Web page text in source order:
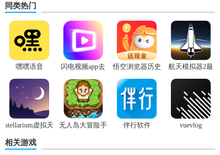
1. 海量漫画资源：收录国内外众多热门漫画，涵盖多种题
材，如热血、恋爱、悬疑、科幻等。
2. 个性化推荐：根据用户的阅读偏好，智能推荐相似或相关
漫画作品。
同类热门
嘿嘿语音
闪电视频app去
广告版
悟空浏览器历史
版本
航天模拟器2最
新版
stellarium虚拟天
文台
无人岛大冒险手
伴行软件 vuevlog
相关游戏